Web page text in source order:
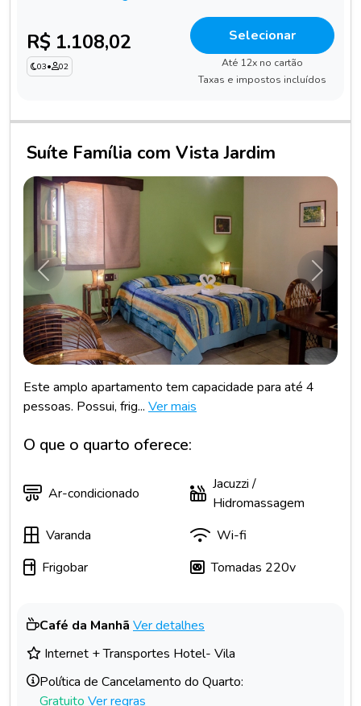
R$ 1.108,02
03• 02
Selecionar
Até 12x no cartão
Taxas e impostos incluídos
Suíte Família com Vista Jardim
Anterior
Este amplo apartamento tem capacidade para até 4
pessoas. Possui, frig... Ver mais
O que o quarto oferece:
Ar-condicionado
Jacuzzi /
Hidromassagem
Varanda
Wi-fi
Frigobar
Tomadas 220v
Café da Manhã Ver detalhes
Internet + Transportes Hotel- Vila
Política de Cancelamento do Quarto:
Gratuito Ver regras